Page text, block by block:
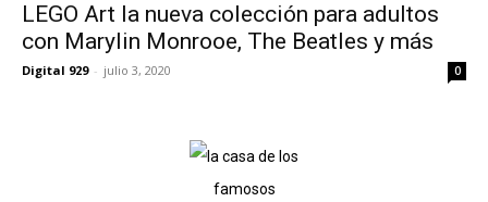
LEGO Art la nueva colección para adultos
con Marylin Monrooe, The Beatles y más
Digital 929 - julio 3, 2020 0